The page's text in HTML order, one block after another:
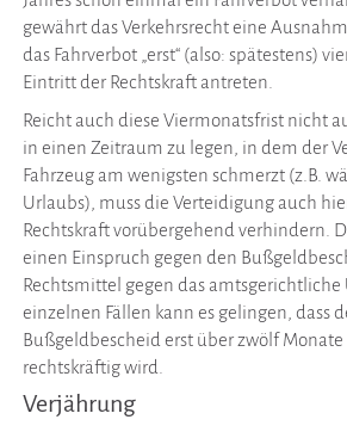
gewährt das Verkehrsrecht eine
das Fahrverbot „erst“ (also: spätestens)
Eintritt der Rechtskraft antreten.
Reicht auch diese Viermonatsfrist nicht
in einen Zeitraum zu legen, in dem der
Fahrzeug am wenigsten schmerzt (z.B.
Urlaubs), muss die Verteidigung auch
Rechtskraft vorübergehend verhindern.
einen Einspruch gegen den
Rechtsmittel gegen das amtsgerichtliche
einzelnen Fällen kann es gelingen, dass
Bußgeldbescheid erst über zwölf Monate
rechtskräftig wird.
Verjährung